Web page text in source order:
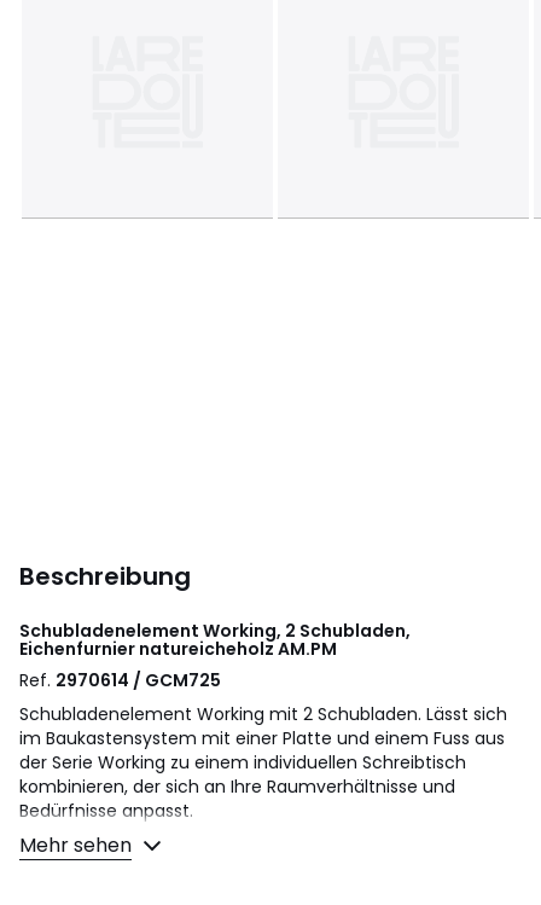
Beschreibung
Schubladenelement Working, 2 Schubladen,
Eichenfurnier natureicheholzAM.PM
Ref. 2970614 / GCM725
Schubladenelement Working mit 2 Schubladen. Lässt sich
im Baukastensystem mit einer Platte und einem Fuss aus
der Serie Working zu einem individuellen Schreibtisch
kombinieren, der sich an Ihre Raumverhältnisse und
Bedürfnisse anpasst.
Hergestellt in Europa.
Mehr sehen